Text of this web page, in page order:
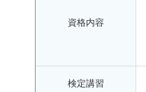
資格内容
検定講習